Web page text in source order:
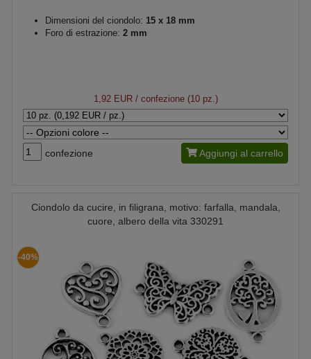
Dimensioni del ciondolo: 15 x 18 mm
Foro di estrazione: 2 mm
1,92 EUR/ confezione (10 pz.)
confezione Aggiungi al carrello
Ciondolo da cucire, in filigrana, motivo: farfalla, mandala,
cuore, albero della vita 330291
-40%